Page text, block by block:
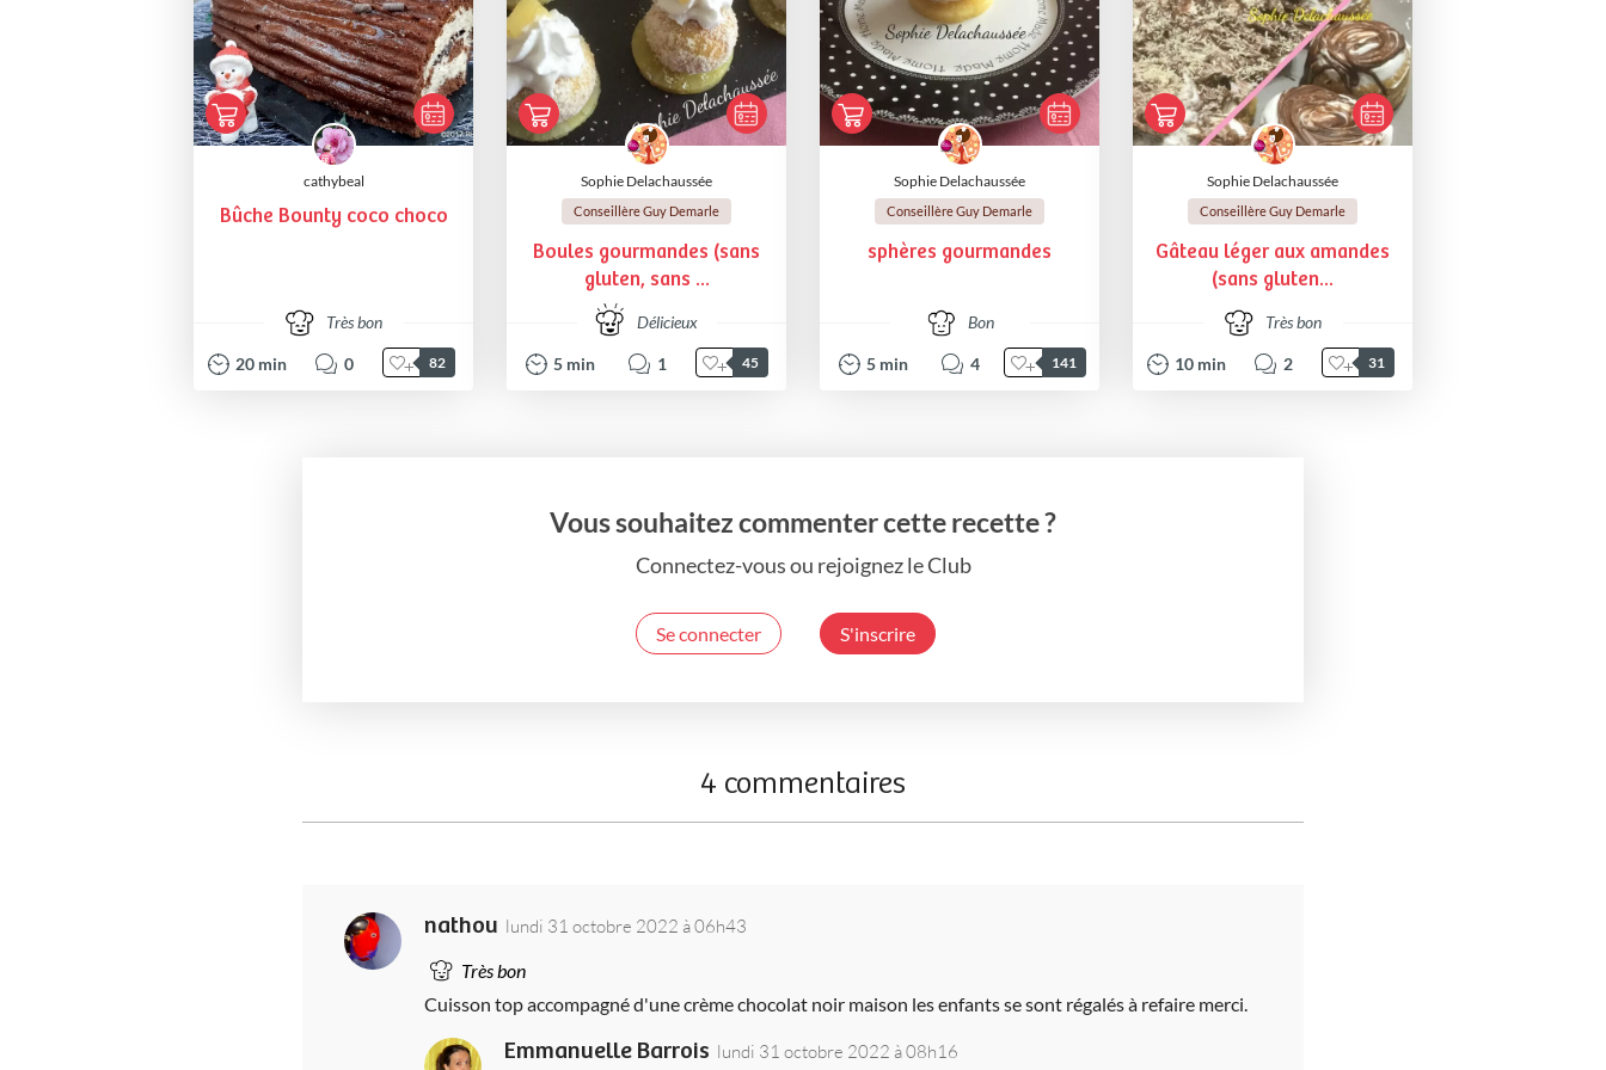
cathybeal
Bûche Bounty coco choco
Très bon
20 min 0 82
Sophie Delachaussée
Conseillère Guy Demarle
Boules gourmandes (sans
gluten, sans ...
Délicieux
5 min 1 45
Sophie Delachaussée
Conseillère Guy Demarle
sphères gourmandes
Bon
5 min 4 141
Sophie Delachaussée
Conseillère Guy Demarle
Gâteau léger aux amandes
(sans gluten...
Très bon
10 min 2 31
Vous souhaitez commenter cette recette ?
Connectez-vous ou rejoignez le Club
Se connecter S'inscrire
4 commentaires
nathou lundi 31 octobre 2022 à 06h43
Très bon
Cuisson top accompagné d'une crème chocolat noir maison les enfants se sont régalés à refaire merci.
Emmanuelle Barrois lundi 31 octobre 2022 à 08h16